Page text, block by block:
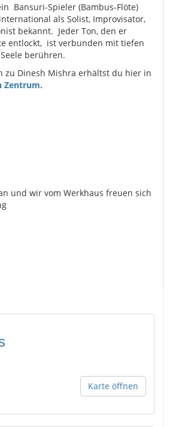
Bansuri-Spieler (Bambus-Flöte)
als Solist, Improvisator,
bekannt. Jeder Ton, den er
entlockt, ist verbunden mit tiefen
berühren.
zu Dinesh Mishra erhältst du hier in
Zentrum.
und wir vom Werkhaus freuen sich
Karte öffnen